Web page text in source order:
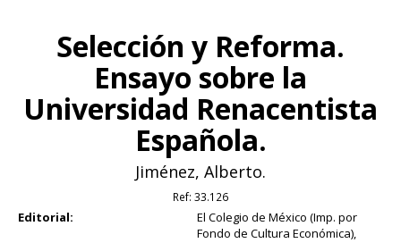
Selección y Reforma.
Ensayo sobre la
Universidad Renacentista
Española.
Jiménez, Alberto.
Ref: 33.126
Editorial:
El Colegio de México (Imp. por
Fondo de Cultura Económica),